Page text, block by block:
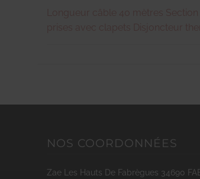
NOS COORDONNÉES
Zae Les Hauts De Fabrègues 34690